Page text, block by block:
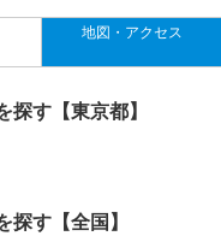
地図・アクセス
す【東京都】
す【全国】